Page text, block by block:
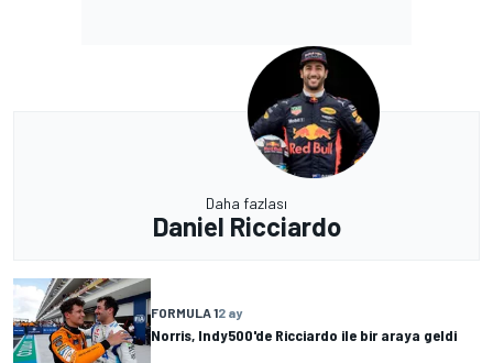
Daha fazlası
Daniel Ricciardo
FORMULA 12 ay
Norris, Indy500'de Ricciardo ile bir araya geldi